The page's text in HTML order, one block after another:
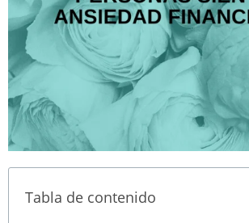
Tabla de contenido